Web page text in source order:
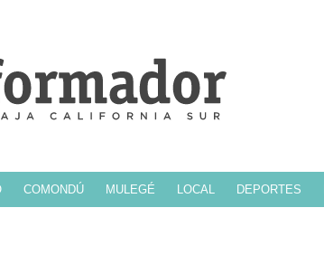
COMONDÚ MULEGÉ LOCAL DEPORTES